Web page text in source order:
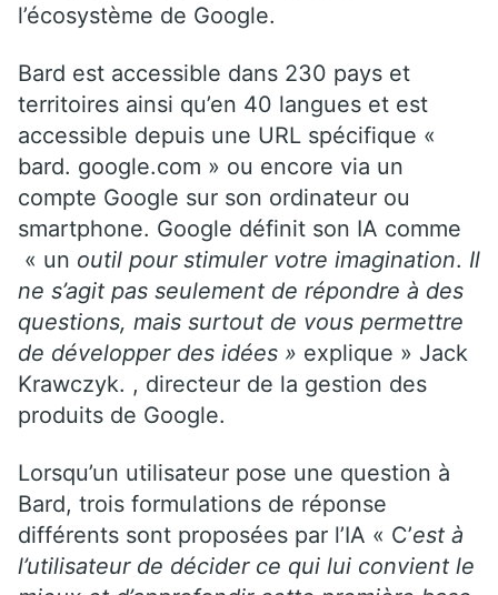
l’écosystème de Google.
Bard est accessible dans 230 pays et
territoires ainsi qu’en 40 langues et est
accessible depuis une URL spécifique «
bard. google.com » ou encore via un
compte Google sur son ordinateur ou
smartphone. Google définit son IA comme
« un outil pour stimuler votre imagination. Il
ne s’agit pas seulement de répondre à des
questions, mais surtout de vous permettre
de développer des idées » explique » Jack
Krawczyk. , directeur de la gestion des
produits de Google.
Lorsqu’un utilisateur pose une question à
Bard, trois formulations de réponse
différents sont proposées par l’IA « C’est à
l’utilisateur de décider ce qui lui convient le